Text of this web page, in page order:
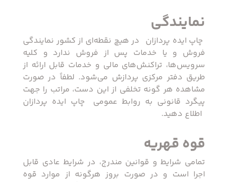
نمایندگی
‏ چاپ ایده پردازان ‏ در هیچ نقطه‏‌ای از کشور نمایندگی
فروش و یا خدمات پس از فروش ندارد و کلیه
سرویس‌‏ها، تراکنش‏‌های مالی و خدمات قابل ارائه از
طریق دفتر مرکزی پردازش می‏‌شود. لطفاً در صورت
مشاهده هر گونه تخلفی از این دست، مراتب را جهت
پیگرد قانونی به روابط عمومی ‏ چاپ ایده پردازان
‏ اطلاع دهید.
قوه قهریه
تمامی شرایط و قوانین مندرج، در شرایط عادی قابل
اجرا است و در صورت بروز هرگونه از موارد قوه